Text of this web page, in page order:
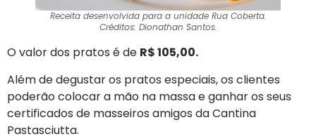
Receita desenvolvida para a unidade Rua Coberta.
Créditos: Dionathan Santos.
O valor dos pratos é de R$ 105,00.
Além de degustar os pratos especiais, os clientes
poderão colocar a mão na massa e ganhar os seus
certificados de masseiros amigos da Cantina
Pastasciutta.